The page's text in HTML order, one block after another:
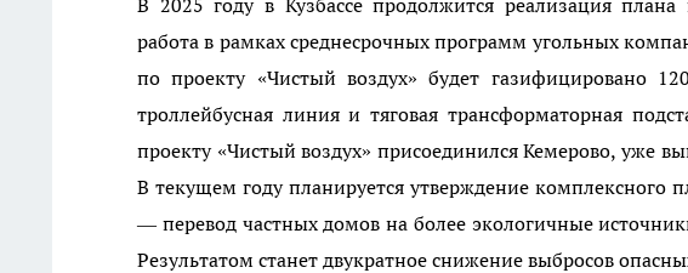
В 2025 году в Кузбассе продолжится реализация
работа в рамках среднесрочных программ угольных
по проекту «Чистый воздух» будет газифицировано
троллейбусная линия и тяговая трансформаторная
проекту «Чистый воздух» присоединился Кемерово, уже
В текущем году планируется утверждение комплексного
— перевод частных домов на более экологичные
Результатом станет двукратное снижение выбросов